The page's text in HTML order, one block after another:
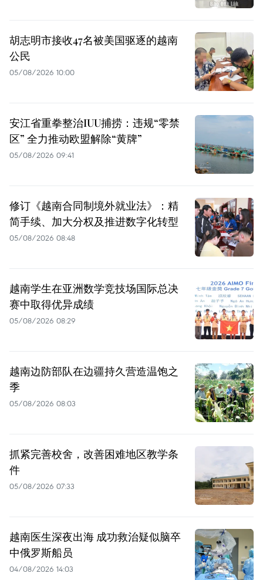
胡志明市接收47名被美国驱逐的越南
公民
05/08/2026 10:00
安江省重拳整治IUU捕捞：违规“零禁
区” 全力推动欧盟解除“黄牌”
05/08/2026 09:41
修订《越南合同制境外就业法》：精
简手续、加大分权及推进数字化转型
05/08/2026 08:48
越南学生在亚洲数学竞技场国际总决
赛中取得优异成绩
05/08/2026 08:29
越南边防部队在边疆持久营造温饱之
季
05/08/2026 08:03
抓紧完善校舍，改善困难地区教学条
件
05/08/2026 07:33
越南医生深夜出海 成功救治疑似脑卒
中俄罗斯船员
04/08/2026 14:03